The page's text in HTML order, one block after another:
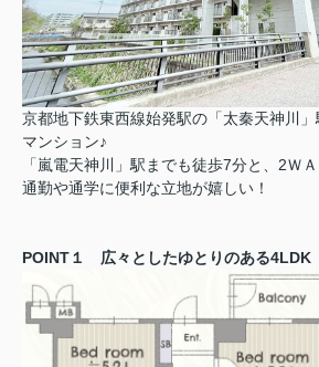
京都地下鉄東西線始発駅の「太秦天神川
マンション♪
「嵐電天神川」駅までも徒歩7分と、2Ｗ
通勤や通学に便利な立地が嬉しい！
POINT１ 広々としたゆとりのある4LDK